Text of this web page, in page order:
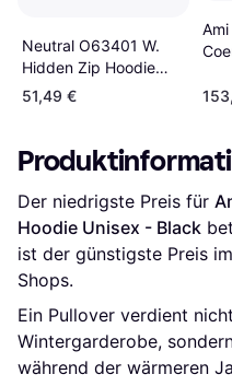
Neutral O63401 W.
Hidden Zip Hoodie
Unisex - Black
51,49 €
Der niedrigste Preis für
Hoodie Unisex - Black
ist der günstigste Preis
Shops.
Ein Pullover verdient
Wintergarderobe,
während der wärmeren